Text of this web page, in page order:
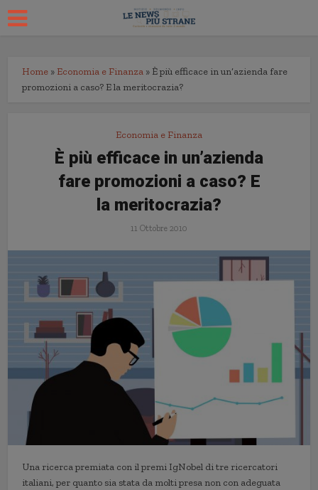
Home » Economia e Finanza » È più efficace in un’azienda fare
promozioni a caso? E la meritocrazia?
Economia e Finanza
È più efficace in un’azienda
fare promozioni a caso? E
la meritocrazia?
11 Ottobre 2010
Una ricerca premiata con il premi IgNobel di tre ricercatori
italiani, per quanto sia stata da molti presa non con adeguata